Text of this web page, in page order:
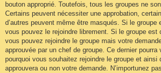
bouton approprié. Toutefois, tous les groupes ne
Certains peuvent nécessiter une approbation,
d’autres peuvent même être masqués. Si le groupe
vous pouvez le rejoindre librement. Si le groupe est
vous pouvez rejoindre le groupe mais votre
approuvée par un chef de groupe. Ce dernier pourra
pourquoi vous souhaitez rejoindre le groupe et ainsi
approuvera ou non votre demande. N’importunez